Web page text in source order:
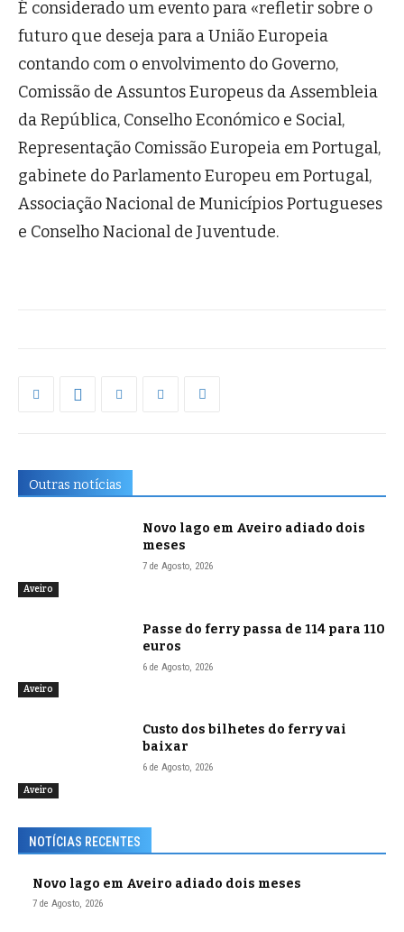
É considerado um evento para «refletir sobre o
futuro que deseja para a União Europeia
contando com o envolvimento do Governo,
Comissão de Assuntos Europeus da Assembleia
da República, Conselho Económico e Social,
Representação Comissão Europeia em Portugal,
gabinete do Parlamento Europeu em Portugal,
Associação Nacional de Municípios Portugueses
e Conselho Nacional de Juventude.
Outras notícias
Aveiro
Novo lago em Aveiro adiado dois
meses
7 de Agosto, 2026
Aveiro
Passe do ferry passa de 114 para 110
euros
6 de Agosto, 2026
Aveiro
Custo dos bilhetes do ferry vai
baixar
6 de Agosto, 2026
NOTÍCIAS RECENTES
Novo lago em Aveiro adiado dois meses
7 de Agosto, 2026